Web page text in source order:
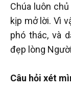
Chúa luôn
kịp mở lời. Vì
phó thác, và
đẹp lòng
Câu hỏi xét